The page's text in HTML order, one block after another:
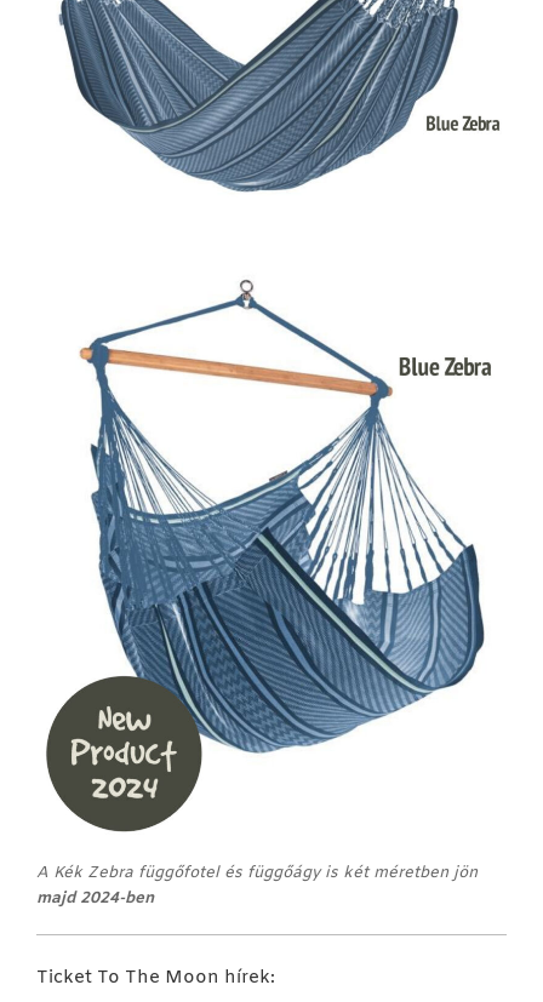
A Kék Zebra függőfotel és függőágy is két méretben jön
majd 2024-ben
Ticket To The Moon hírek: